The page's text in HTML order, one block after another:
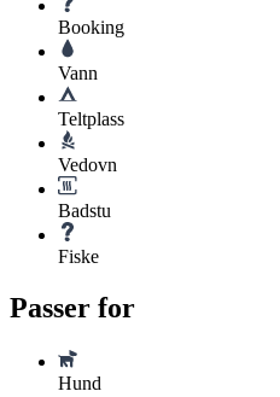
Booking
Vann
Teltplass
Vedovn
Badstu
Fiske
Passer for
Hund